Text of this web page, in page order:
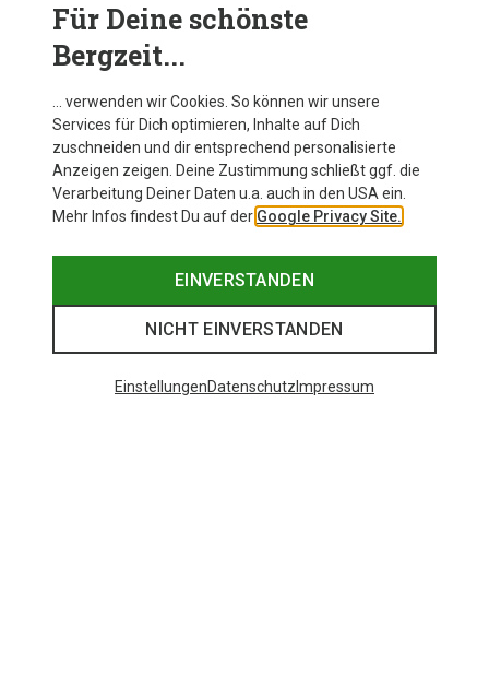
Du sparst 46%
Für Deine schönste
Bergzeit...
… verwenden wir Cookies. So können wir unsere
Services für Dich optimieren, Inhalte auf Dich
zuschneiden und dir entsprechend personalisierte
Anzeigen zeigen. Deine Zustimmung schließt ggf. die
Verarbeitung Deiner Daten u.a. auch in den USA ein.
Mehr Infos findest Du auf der Google Privacy Site.
EINVERSTANDEN
NICHT EINVERSTANDEN
EinstellungenDatenschutz Impressum